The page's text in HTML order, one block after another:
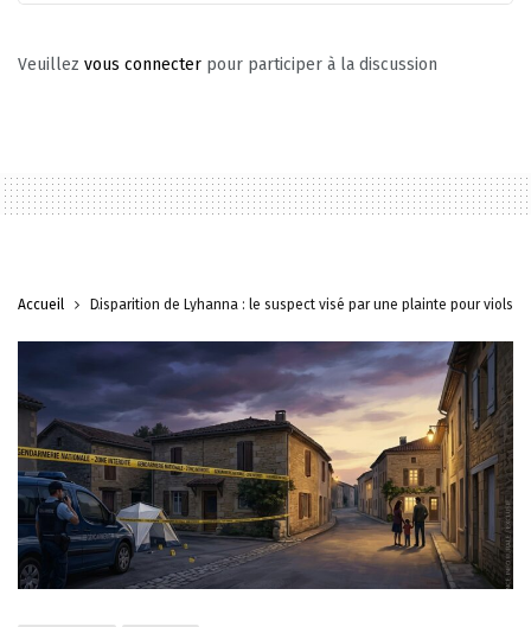
Veuillez vous connecter pour participer à la discussion
Accueil Disparition de Lyhanna : le suspect visé par une plainte pour viols